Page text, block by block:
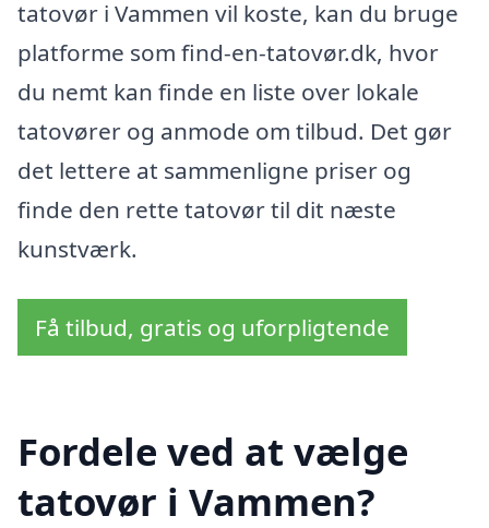
tatovør i Vammen vil koste, kan du bruge
platforme som find-en-tatovør.dk, hvor
du nemt kan finde en liste over lokale
tatovører og anmode om tilbud. Det gør
det lettere at sammenligne priser og
finde den rette tatovør til dit næste
kunstværk.
Få tilbud, gratis og uforpligtende
Fordele ved at vælge
tatovør i Vammen?